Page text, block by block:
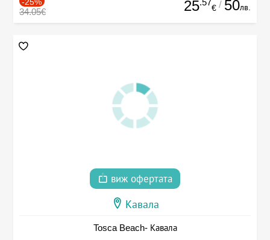
34.05€ 25 € / 50лв.
виж офертата
Кавала
Tosca Beach- Кавала